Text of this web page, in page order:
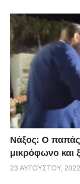
Νάξος: Ο παπάς
μικρόφωνο και
23 ΑΥΓΟΎΣΤΟΥ, 2022